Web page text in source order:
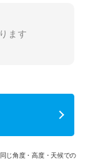
ます
じ角度・高度・天候での